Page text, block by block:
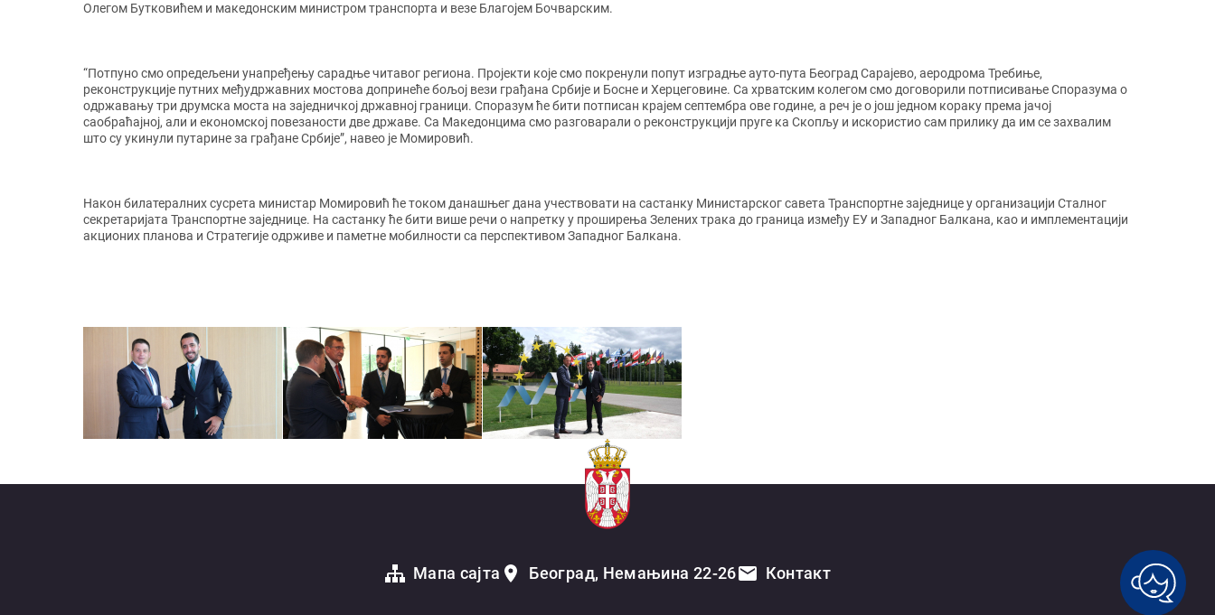
Олегом Бутковићем и македонским министром транспорта и везе Благојем Бочварским.
“Потпуно смо опредељени унапређењу сарадње читавог региона. Пројекти које смо покренули попут изградње ауто-пута Београд Сарајево, аеродрома Требиње,
реконструкције путних међудржавних мостова допринеће бољој вези грађана Србије и Босне и Херцеговине. Са хрватским колегом смо договорили потписивање Споразума о
одржавању три друмска моста на заједничкој државној граници. Споразум ће бити потписан крајем септембра ове године, а реч је о још једном кораку према јачој
саобраћајној, али и економској повезаности две државе. Са Македонцима смо разговарали о реконструкцији пруге ка Скопљу и искористио сам прилику да им се захвалим
што су укинули путарине за грађане Србије”, навео је Момировић.
Након билатералних сусрета министар Момировић ће током данашњег дана учествовати на састанку Министарског савета Транспортне заједнице у организацији Сталног
секретаријата Транспортне заједнице. На састанку ће бити више речи о напретку у проширења Зелених трака до граница између ЕУ и Западног Балкана, као и имплементацији
акционих планова и Стратегије одрживе и паметне мобилности са перспективом Западног Балкана.
Мапа сајта Београд, Немањина 22-26 Контакт